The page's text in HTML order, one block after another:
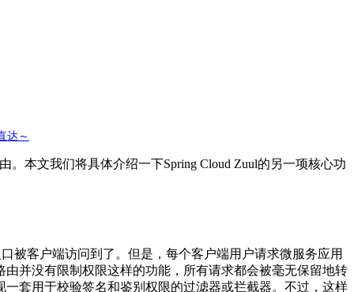
达～
。本文我们将具体介绍一下Spring Cloud Zuul的另一项核心功
被客户端访问到了。但是，每个客户端用户请求微服务应用
并没有限制权限这样的功能，所有请求都会被毫无保留地转
套用于校验签名和鉴别权限的过滤器或拦截器。不过，这样